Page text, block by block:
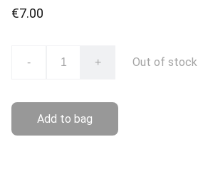
€7.00
- + Out of stock
Add to bag